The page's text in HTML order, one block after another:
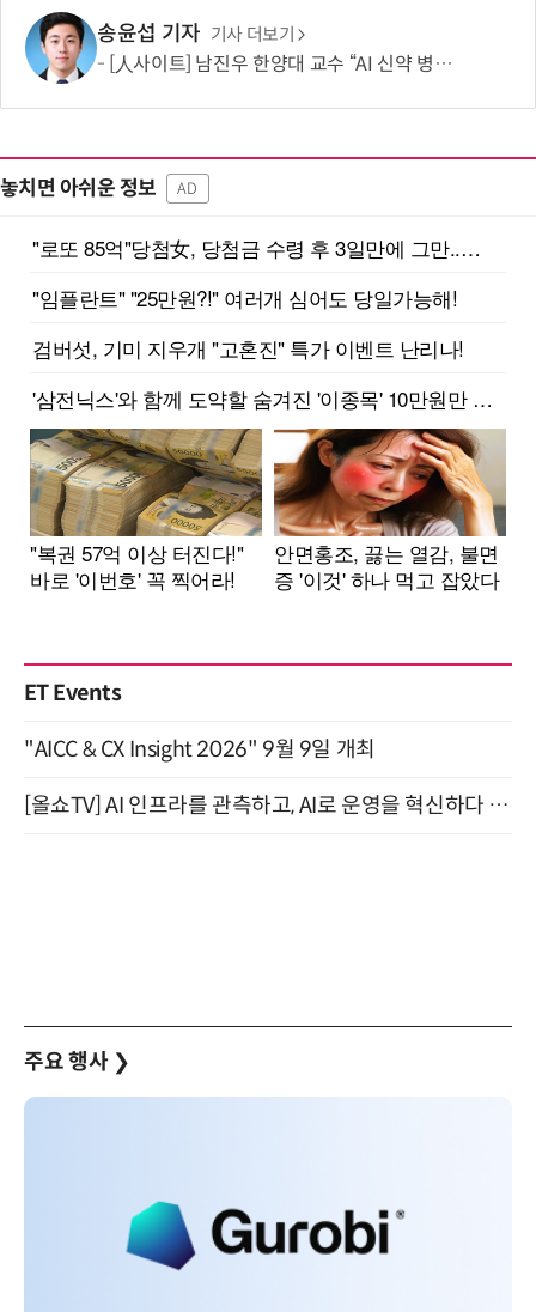
송윤섭 기자 기사 더보기
[人사이트] 남진우 한양대 교수 “AI 신약 병목, K-문샷으로 극복해 개발 속도 10배 향상”
놓치면 아쉬운 정보 AD
ET Events
"AICC & CX Insight 2026" 9월 9일 개최
[올쇼TV] AI 인프라를 관측하고, AI로 운영을 혁신하다 (8월 11일 생방송)
주요 행사 ❯